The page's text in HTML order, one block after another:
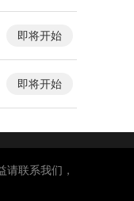
即将开始
即将开始
联系我们，